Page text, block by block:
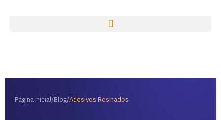
Página inicial/Blog/Adesivos Resinados